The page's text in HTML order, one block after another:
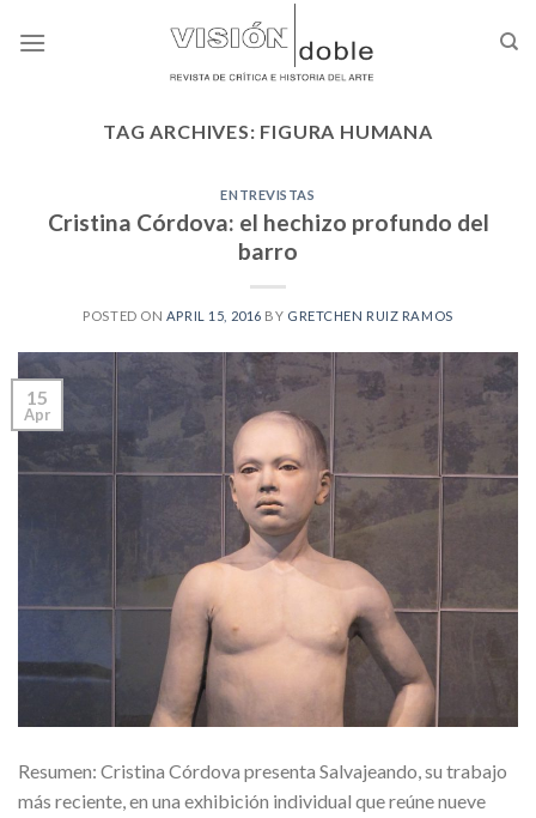
TAG ARCHIVES: FIGURA HUMANA
ENTREVISTAS
Cristina Córdova: el hechizo profundo del
barro
POSTED ON APRIL 15, 2016 BY GRETCHEN RUIZ RAMOS
15
Apr
Resumen: Cristina Córdova presenta Salvajeando, su trabajo
más reciente, en una exhibición individual que reúne nueve